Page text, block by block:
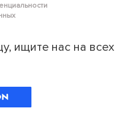
ищите нас на всех